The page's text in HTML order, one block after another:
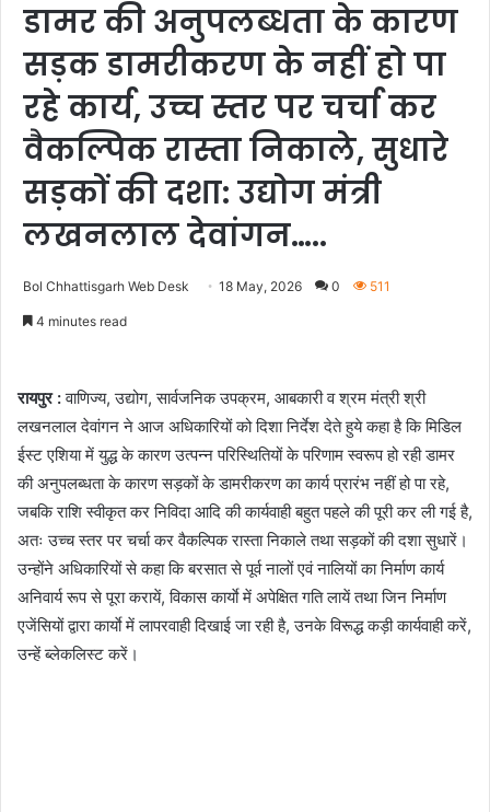
डामर की अनुपलब्धता के कारण
सड़क डामरीकरण के नहीं हो पा
रहे कार्य, उच्च स्तर पर चर्चा कर
वैकल्पिक रास्ता निकाले, सुधारे
सड़कों की दशा: उद्योग मंत्री
लखनलाल देवांगन…..
Bol Chhattisgarh Web Desk 18 May, 2026 0 511
4 minutes read
रायपुर :वाणिज्य, उद्योग, सार्वजनिक उपक्रम, आबकारी व श्रम मंत्री श्री
लखनलाल देवांगन ने आज अधिकारियों को दिशा निर्देश देते हुये कहा है कि मिडिल
ईस्ट एशिया में युद्ध के कारण उत्पन्न परिस्थितियों के परिणाम स्वरूप हो रही डामर
की अनुपलब्धता के कारण सड़कों के डामरीकरण का कार्य प्रारंभ नहीं हो पा रहे,
जबकि राशि स्वीकृत कर निविदा आदि की कार्यवाही बहुत पहले की पूरी कर ली गई है,
अतः उच्च स्तर पर चर्चा कर वैकल्पिक रास्ता निकाले तथा सड़कों की दशा सुधारें।
उन्होंने अधिकारियों से कहा कि बरसात से पूर्व नालों एवं नालियों का निर्माण कार्य
अनिवार्य रूप से पूरा करायें, विकास कार्याे में अपेक्षित गति लायें तथा जिन निर्माण
एजेंसियों द्वारा कार्याे में लापरवाही दिखाई जा रही है, उनके विरूद्ध कड़ी कार्यवाही करें,
उन्हें ब्लेकलिस्ट करें।